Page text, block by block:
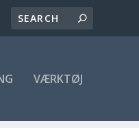
VÆRKTØJ